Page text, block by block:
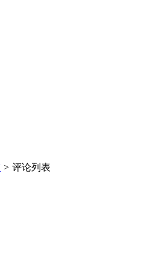
> 评论列表